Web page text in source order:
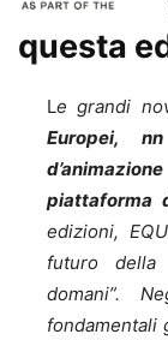
questa
Le grandi
Europei,
piattaforma
edizioni,
futuro della
domani”.
fondamentali